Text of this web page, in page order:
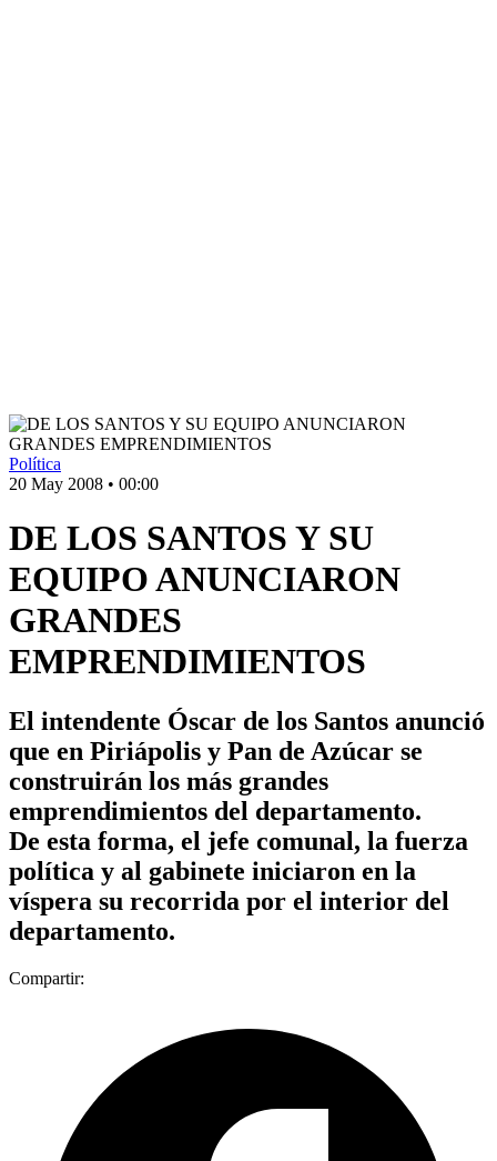
Política
20 May 2008 • 00:00
DE LOS SANTOS Y SU
EQUIPO ANUNCIARON
GRANDES
EMPRENDIMIENTOS
El intendente Óscar de los Santos anunció
que en Piriápolis y Pan de Azúcar se
construirán los más grandes
emprendimientos del departamento.
De esta forma, el jefe comunal, la fuerza
política y al gabinete iniciaron en la
víspera su recorrida por el interior del
departamento.
Compartir: